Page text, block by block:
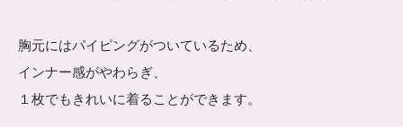
胸元にはパイピングがついているため、
インナー感がやわらぎ、
１枚でもきれいに着ることができます。